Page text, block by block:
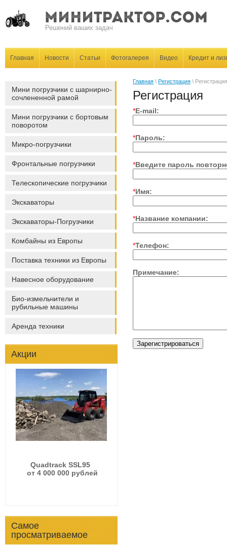
Решений ваших задач
Главная Новости Статьи Фотогалерея Видео Кредит и
Мини погрузчики с шарнирно-
сочлененной рамой
Мини погрузчики с бортовым
поворотом
Микро-погрузчики
Фронтальные погрузчики
Телескопические погрузчики
Экскаваторы
Экскаваторы-Погрузчики
Комбайны из Европы
Поставка техники из Европы
Навесное оборудование
Био-измельчители и
рубильные машины
Аренда техники
Акции
Quadtrack SSL95
от 4 000 000 рублей
Самое
просматриваемое
Главная \ Регистрация \ Регистрация
Регистрация
*E-mail:
*Пароль:
*Введите пароль
*Имя:
*Название компании:
*Телефон:
Примечание: